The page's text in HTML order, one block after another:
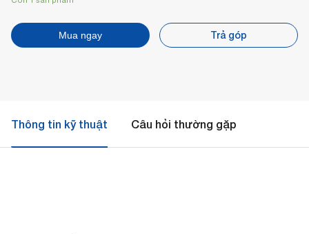
Mua ngay Trả góp
Thông tin kỹ thuật Câu hỏi thường gặp